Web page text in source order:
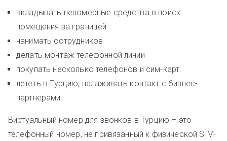
вкладывать непомерные средства в поиск
помещения за границей
нанимать сотрудников
делать монтаж телефонной линии
покупать несколько телефонов и сим-карт.
лететь в Турцию, налаживать контакт с бизнес-
партнерами.
Виртуальный номер для звонков в Турцию – это
телефонный номер, не привязанный к физической SIM-